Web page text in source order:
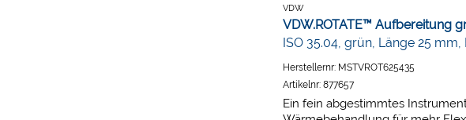
VDW
VDW.ROTATE™ Aufbereitung
ISO 35.04, grün, Länge 25
Herstellernr: MSTVROT625435
Artikelnr: 877657
Ein fein abgestimmtes